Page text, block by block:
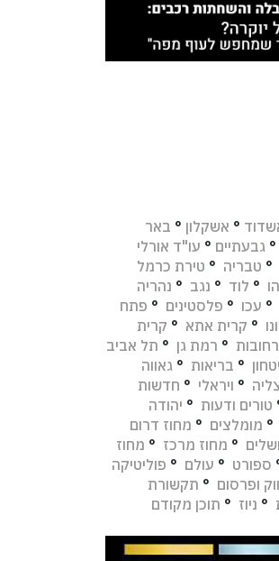
° אשקלון ° באר
° גבעתיים ° עו"ד אורלי
° טבריה ° טירת כרמל
° לוד ° נגב ° נהריה
° עכו ° פלסטינים ° פתח
° קרית אתא ° קרית
רחובות ° רמת גן ° תל אביב
° בריאות ° גאווה
° ויראלי ° חדשות
טורים ודעות ° יהודה
° מומלצים ° מחוז דרום
° מחוז מרכז ° מחוז
ספורט ° עולם ° פוליטיקה
ופרסום ° תקשורת
° ניוז ° תוכן מקודם